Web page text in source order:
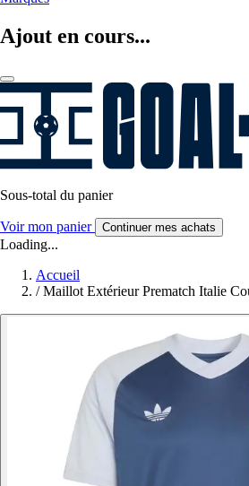
Ajout en cours...
Sous-total du panier
Voir mon panier Continuer mes achats
Loading...
Accueil
/ Maillot Extérieur Prematch Italie